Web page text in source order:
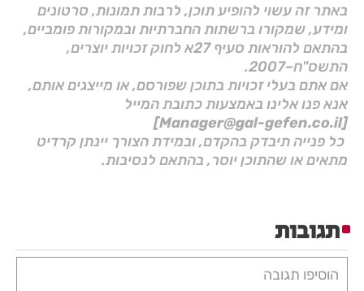
באתר זה עשוי להופיע תוכן, לרבות תמונות, סרטונים
ומידע, שמקורו ברשתות החברתיות ובמקורות פומביים,
בהתאם להוראות סעיף 27א לחוק זכויות יוצרים,
התשס"ח–2007.
אם אתם בעלי זכויות בתוכן שפורסם, או מייצגים אותם,
אנא פנו אלינו באמצעות כתובת המייל
[Manager@gal-gefen.co.il]
כל פנייה תיבדק בהקדם, ובמידת הצורך יינתן קרדיט
מתאים או שהתוכן יוסר, בהתאם לנסיבות.
תגובות
הוסיפו תגובה